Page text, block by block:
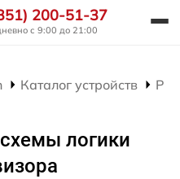
200-51-37
с 9:00 до 21:00
Каталог устройств
логики